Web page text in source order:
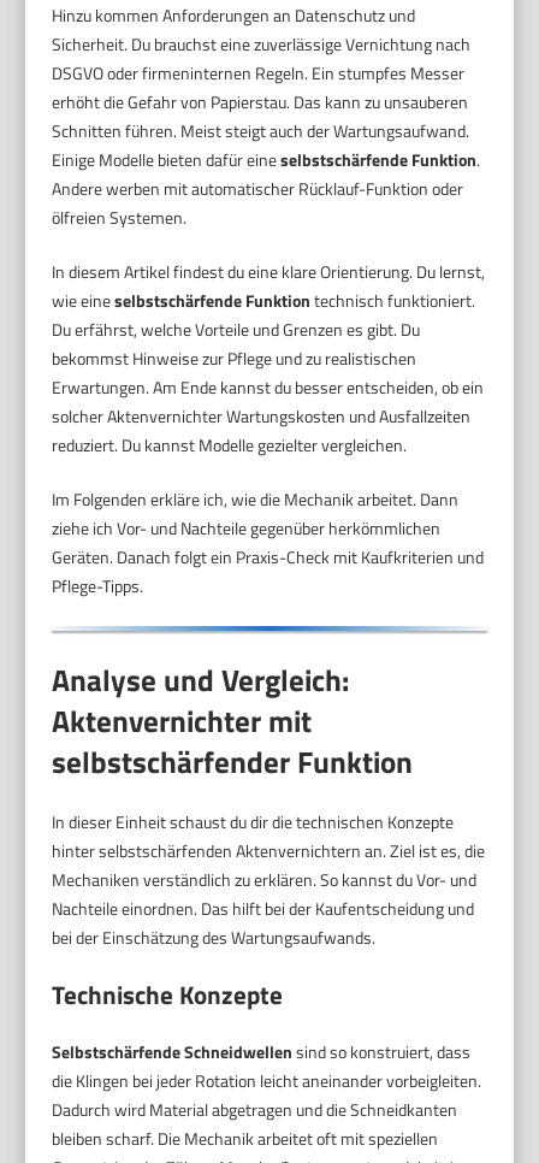
Hinzu kommen Anforderungen an Datenschutz und
Sicherheit. Du brauchst eine zuverlässige Vernichtung nach
DSGVO oder firmeninternen Regeln. Ein stumpfes Messer
erhöht die Gefahr von Papierstau. Das kann zu unsauberen
Schnitten führen. Meist steigt auch der Wartungsaufwand.
Einige Modelle bieten dafür eineselbstschärfende Funktion.
Andere werben mit automatischer Rücklauf-Funktion oder
ölfreien Systemen.
In diesem Artikel findest du eine klare Orientierung. Du lernst,
wie eineselbstschärfende Funktiontechnisch funktioniert.
Du erfährst, welche Vorteile und Grenzen es gibt. Du
bekommst Hinweise zur Pflege und zu realistischen
Erwartungen. Am Ende kannst du besser entscheiden, ob ein
solcher Aktenvernichter Wartungskosten und Ausfallzeiten
reduziert. Du kannst Modelle gezielter vergleichen.
Im Folgenden erkläre ich, wie die Mechanik arbeitet. Dann
ziehe ich Vor- und Nachteile gegenüber herkömmlichen
Geräten. Danach folgt ein Praxis-Check mit Kaufkriterien und
Pflege-Tipps.
Analyse und Vergleich:
Aktenvernichter mit
selbstschärfender Funktion
In dieser Einheit schaust du dir die technischen Konzepte
hinter selbstschärfenden Aktenvernichtern an. Ziel ist es, die
Mechaniken verständlich zu erklären. So kannst du Vor- und
Nachteile einordnen. Das hilft bei der Kaufentscheidung und
bei der Einschätzung des Wartungsaufwands.
Technische Konzepte
Selbstschärfende Schneidwellensind so konstruiert, dass
die Klingen bei jeder Rotation leicht aneinander vorbeigleiten.
Dadurch wird Material abgetragen und die Schneidkanten
bleiben scharf. Die Mechanik arbeitet oft mit speziellen